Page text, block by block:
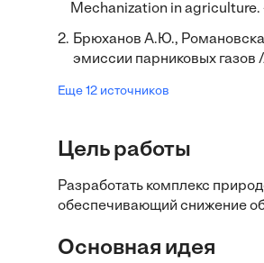
Mechanization in
2. Брюханов А.Ю.,
эмиссии парниковых
Еще 12 источников
Цель работы
Разработать комплекс
обеспечивающий снижение
Основная идея